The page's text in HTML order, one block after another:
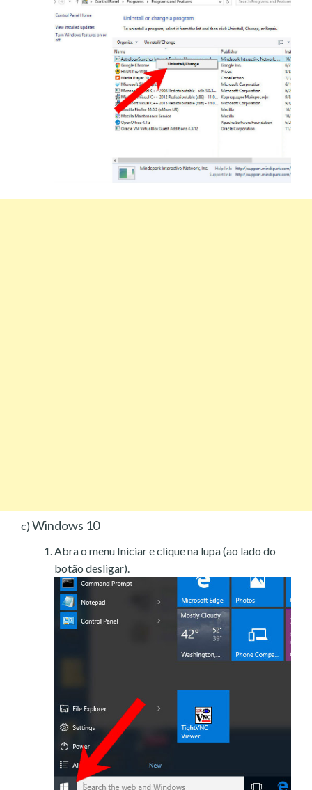
c) Windows 10
Abra o menu Iniciar e clique na lupa (ao lado do
botão desligar).